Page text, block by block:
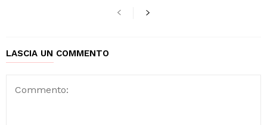
LASCIA UN COMMENTO